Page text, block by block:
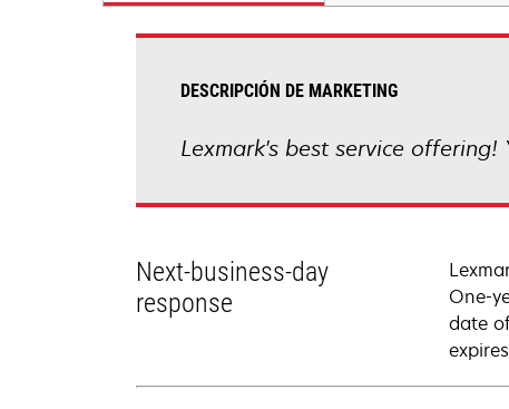
DESCRIPCIÓN DE MARKETING
Lexmark's best service
Next-business-day
response
One-
date